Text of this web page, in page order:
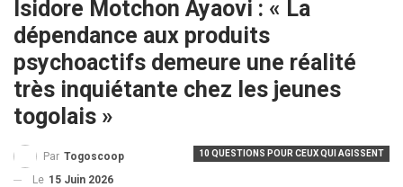
Isidore Motchon Ayaovi : « La
dépendance aux produits
psychoactifs demeure une réalité
très inquiétante chez les jeunes
togolais »
10 QUESTIONS POUR CEUX QUI AGISSENT
Par Togoscoop
Le 15 Juin 2026